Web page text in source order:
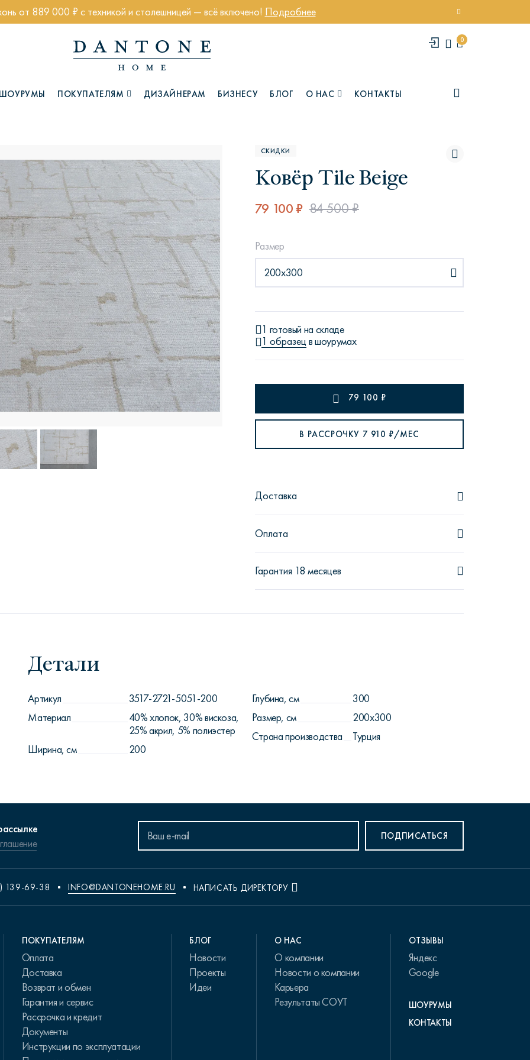
от 889 000 ₽ с техникой и столешницей — всё включено! Подробнее
0
ШОУРУМЫ ПОКУПАТЕЛЯМ ДИЗАЙНЕРАМ БИЗНЕСУ БЛОГ О НАС КОНТАКТЫ
Глазго Хэмптон Челси
Сити Джей Брутал22
Тауэр
СКИДКИ
Ковёр Tile Beige
79 100 ₽ 84 500 ₽
Размер
200x300
1 готовый на складе
1 образец в шоурумах
79 100 ₽
В РАССРОЧКУ 7 910 ₽/МЕС
Доставка
Оплата
Гарантия 18 месяцев
Детали
Артикул
3517-2721-5051-200
Материал
40% хлопок, 30% вискоза,
25% акрил, 5% полиэстер
Ширина, см
200
Глубина, см
300
Размер, см
200x300
Страна производства
Турция
ПОДПИСАТЬСЯ
139-69-38 INFO@DANTONEHOME.RU НАПИСАТЬ ДИРЕКТОРУ
ПОКУПАТЕЛЯМ
Оплата
Доставка
Возврат и обмен
Гарантия и сервис
Рассрочка и кредит
Документы
Инструкции по эксплуатации
БЛОГ
Новости
Проекты
Идеи
О НАС
О компании
Новости о компании
Карьера
Результаты СОУТ
ОТЗЫВЫ
Яндекс
Google
ШОУРУМЫ
КОНТАКТЫ